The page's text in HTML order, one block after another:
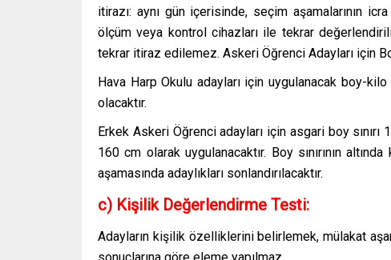
itirazı: aynı gün içerisinde, seçim aşamalarının
ölçüm veya kontrol cihazları ile tekrar
tekrar itiraz edilemez. Askeri Öğrenci Adayları için
Hava Harp Okulu adayları için uygulanacak boy-
olacaktır.
Erkek Askeri Öğrenci adayları için asgari boy sınırı
160 cm olarak uygulanacaktır. Boy sınırının
aşamasında adaylıkları sonlandırılacaktır.
c) Kişilik Değerlendirme Testi:
Adayların kişilik özelliklerini belirlemek, mülakat